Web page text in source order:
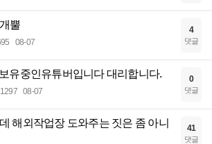
뿔
08-07
4
댓글
유중인유튜버입니다 대리합니다.
08-07
0
댓글
해외작업장 도와주는 짓은 좀 아니
41
댓글